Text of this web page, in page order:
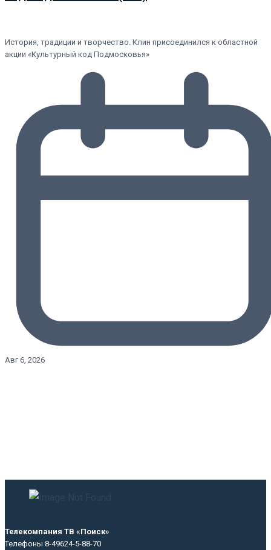
История, традиции и творчество. Клин присоединился к областной
акции «Культурный код Подмосковья»
Авг 6, 2026
Телекомпания ТВ «Поиск»
Телефоны 8-49624-5-88-70